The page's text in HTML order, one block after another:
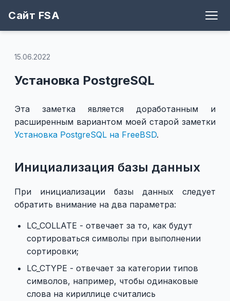
Сайт FSA
15.06.2022
Установка PostgreSQL
Эта заметка является доработанным и
расширенным вариантом моей старой заметки
Установка PostgreSQL на FreeBSD.
Инициализация базы данных
При инициализации базы данных следует
обратить внимание на два параметра:
LC_COLLATE - отвечает за то, как будут
сортироваться символы при выполнении
сортировки;
LC_CTYPE - отвечает за категории типов
символов, например, чтобы одинаковые
слова на кириллице считались